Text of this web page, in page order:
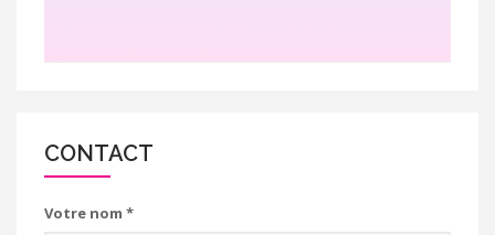
CONTACT
Votre nom *